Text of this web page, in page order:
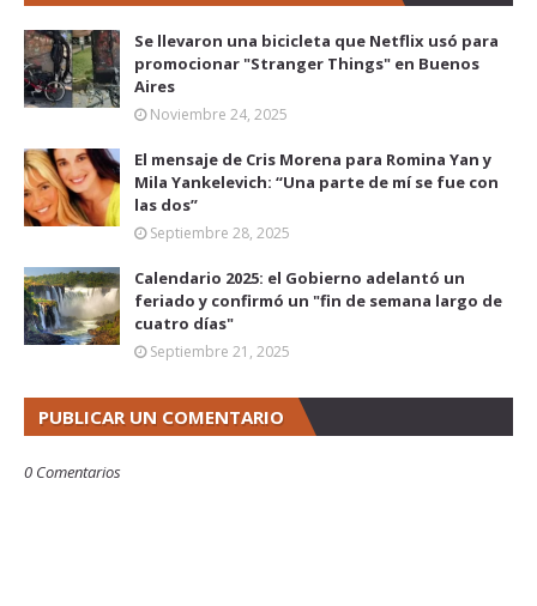
Se llevaron una bicicleta que Netflix usó para
promocionar "Stranger Things" en Buenos
Aires
Noviembre 24, 2025
El mensaje de Cris Morena para Romina Yan y
Mila Yankelevich: “Una parte de mí se fue con
las dos”
Septiembre 28, 2025
Calendario 2025: el Gobierno adelantó un
feriado y confirmó un "fin de semana largo de
cuatro días"
Septiembre 21, 2025
PUBLICAR UN COMENTARIO
0 Comentarios